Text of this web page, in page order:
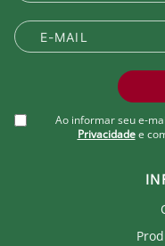
Ao informar seu e-
Privacidade e